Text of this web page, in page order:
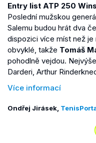
Entry list ATP 250
Poslední mužskou
Salemu budou hrát dva
dispozici více míst než je
obvyklé, takže Tomáš
pohodlně vejdou.
Darderi, Arthur
Více informací
Ondřej Jirásek,